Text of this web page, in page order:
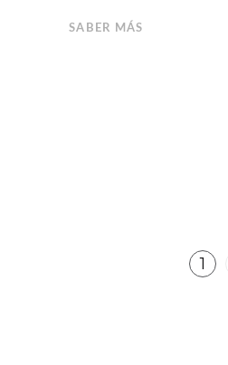
SABER MÁS
1